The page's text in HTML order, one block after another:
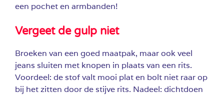
een pochet en armbanden!
Vergeet de gulp niet
Broeken van een goed maatpak, maar ook veel
jeans sluiten met knopen in plaats van een rits.
Voordeel: de stof valt mooi plat en bolt niet raar op
bij het zitten door de stijve rits. Nadeel: dichtdoen